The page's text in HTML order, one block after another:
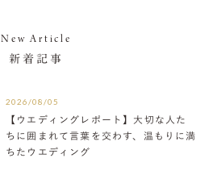
New Article
新着記事
2026/08/05
【ウエディングレポート】大切な人た
ちに囲まれて言葉を交わす、温もりに満
ちたウエディング